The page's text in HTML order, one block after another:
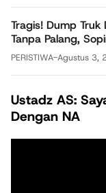
Tragis! Dump
Tanpa Palang,
PERISTIWA-Agustus 3,
Ustadz AS:
Dengan NA